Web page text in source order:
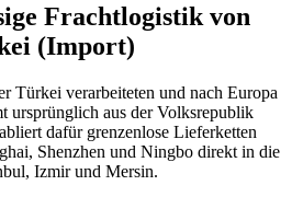
Frachtlogistik von
(Import)
Türkei verarbeiteten und nach Europa
ursprünglich aus der Volksrepublik
dafür grenzenlose Lieferketten
Shenzhen und Ningbo direkt in die
Izmir und Mersin.